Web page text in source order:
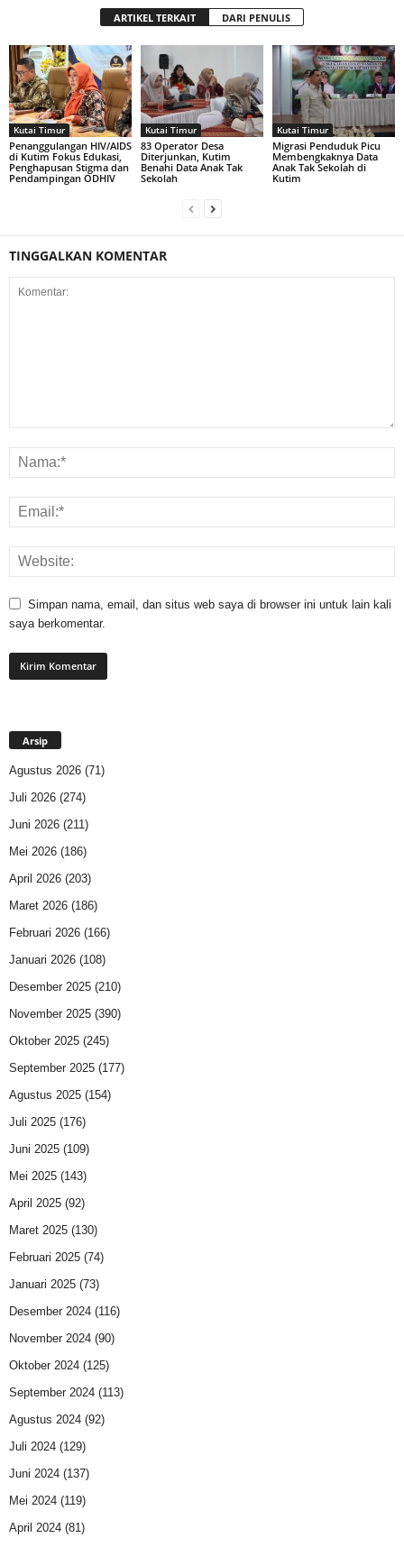
ARTIKEL TERKAIT DARI PENULIS
Kutai Timur
Penanggulangan HIV/AIDS
di Kutim Fokus Edukasi,
Penghapusan Stigma dan
Pendampingan ODHIV
Kutai Timur
83 Operator Desa
Diterjunkan, Kutim
Benahi Data Anak Tak
Sekolah
Kutai Timur
Migrasi Penduduk Picu
Membengkaknya Data
Anak Tak Sekolah di
Kutim
TINGGALKAN KOMENTAR
Simpan nama, email, dan situs web saya di browser ini untuk lain kali
saya berkomentar.
Arsip
Agustus 2026 (71)
Juli 2026 (274)
Juni 2026 (211)
Mei 2026 (186)
April 2026 (203)
Maret 2026 (186)
Februari 2026 (166)
Januari 2026 (108)
Desember 2025 (210)
November 2025 (390)
Oktober 2025 (245)
September 2025 (177)
Agustus 2025 (154)
Juli 2025 (176)
Juni 2025 (109)
Mei 2025 (143)
April 2025 (92)
Maret 2025 (130)
Februari 2025 (74)
Januari 2025 (73)
Desember 2024 (116)
November 2024 (90)
Oktober 2024 (125)
September 2024 (113)
Agustus 2024 (92)
Juli 2024 (129)
Juni 2024 (137)
Mei 2024 (119)
April 2024 (81)